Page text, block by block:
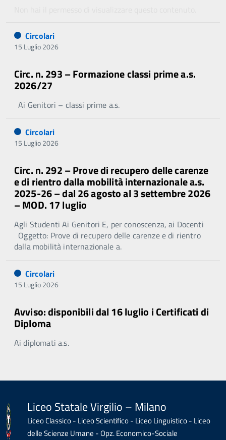
Circolari
15 Luglio 2026
Circ. n. 293 – Formazione classi prime a.s.
2026/27
Ai Genitori – classi prime a.s.
Circolari
15 Luglio 2026
Circ. n. 292 – Prove di recupero delle carenze
e di rientro dalla mobilità internazionale a.s.
2025-26 – dal 26 agosto al 3 settembre 2026
– MOD. 17 luglio
Agli Studenti Ai Genitori E, per conoscenza, ai Docenti
Oggetto: Prove di recupero delle carenze e di rientro
dalla mobilità internazionale a.
Circolari
15 Luglio 2026
Avviso: disponibili dal 16 luglio i Certificati di
Diploma
Ai diplomati a.s.
Liceo Statale Virgilio – Milano
Liceo Classico - Liceo Scientifico - Liceo Linguistico - Liceo
delle Scienze Umane - Opz. Economico-Sociale